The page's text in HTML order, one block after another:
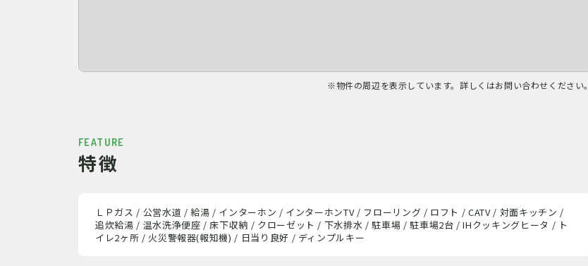
※物件の周辺を表示しています。詳しくはお問い合わせください。
FEATURE
特徴
ＬＰガス / 公営水道 / 給湯 / インターホン / インターホンTV / フローリング / ロフト / CATV / 対面キッチン /
追炊給湯 / 温水洗浄便座 / 床下収納 / クローゼット / 下水排水 / 駐車場 / 駐車場2台 / IHクッキングヒータ / ト
イレ2ヶ所 / 火災警報器(報知機) / 日当り良好 / ディンプルキー